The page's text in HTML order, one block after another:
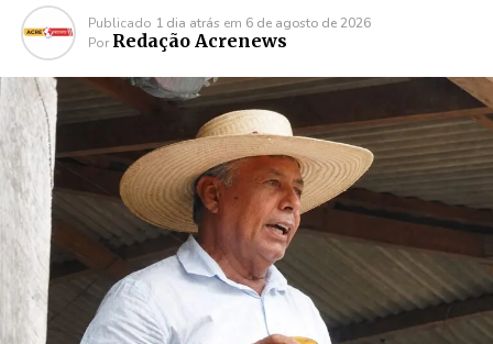
Publicado 1 dia atrás em 6 de agosto de 2026
Por Redação Acrenews